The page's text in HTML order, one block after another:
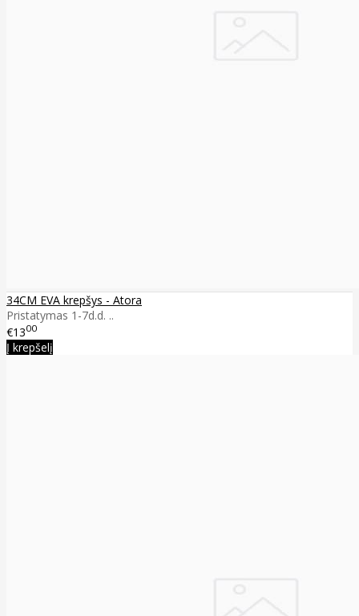
34CM EVA krepšys - Atora
Pristatymas 1-7d.d. ..
€1300
Į krepšelį